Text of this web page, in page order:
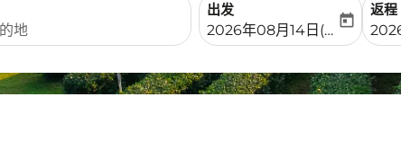
出发
fc-booking-departure-
2026年08月14日(周五)
today
返程
fc-